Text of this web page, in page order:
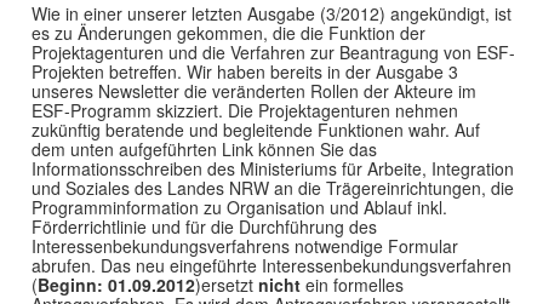
Wie in einer unserer letzten Ausgabe (3/2012) angekündigt, ist
es zu Änderungen gekommen, die die Funktion der
Projektagenturen und die Verfahren zur Beantragung von ESF-
Projekten betreffen. Wir haben bereits in der Ausgabe 3
unseres Newsletter die veränderten Rollen der Akteure im
ESF-Programm skizziert. Die Projektagenturen nehmen
zukünftig beratende und begleitende Funktionen wahr. Auf
dem unten aufgeführten Link können Sie das
Informationsschreiben des Ministeriums für Arbeite, Integration
und Soziales des Landes NRW an die Trägereinrichtungen, die
Programminformation zu Organisation und Ablauf inkl.
Förderrichtlinie und für die Durchführung des
Interessenbekundungsverfahrens notwendige Formular
abrufen. Das neu eingeführte Interessenbekundungsverfahren
(Beginn: 01.09.2012)ersetzt nicht ein formelles